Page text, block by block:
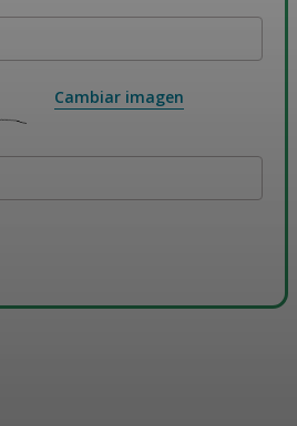
Cambiar imagen